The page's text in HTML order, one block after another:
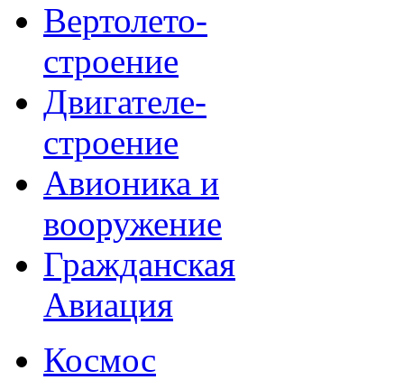
Вертолето-
строение
Двигателе-
строение
Авионика и
вооружение
Гражданская
Авиация
Космос